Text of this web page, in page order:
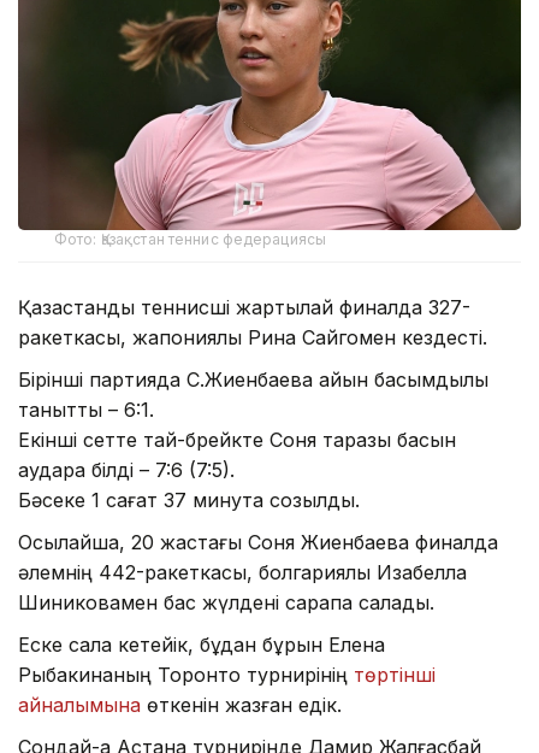
Фото: Қазақстан теннис федерациясы
Қазақстандық теннисші жартылай финалда 327-
ракеткасы, жапониялық Рина Сайгомен кездесті.
Бірінші партияда С.Жиенбаева айқын басымдылық
танытты – 6:1.
Екінші сетте тай-брейкте Соня таразы басын
аудара білді – 7:6 (7:5).
Бәсеке 1 сағат 37 минутқа созылды.
Осылайша, 20 жастағы Соня Жиенбаева финалда
әлемнің 442-ракеткасы, болгариялық Изабелла
Шиниковамен бас жүлдені сарапқа салады.
Еске сала кетейік, бұдан бұрын Елена
Рыбакинаның Торонто турнирінің төртінші
айналымына өткенін жазған едік.
Сондай-ақ Астана турнирінде Дамир Жалғасбай